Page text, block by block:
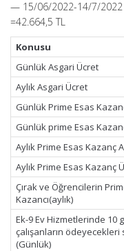
— 15/06/2022-14/7/2022
=42.664,5 TL
Konusu
Günlük Asgari Ücret
Aylık Asgari Ücret
Günlük Prime Esas Kazanç
Günlük prime Esas Kazanç
Aylık Prime Esas Kazanç
Aylık Prime Esas Kazanç
Çırak ve Öğrencilerin
Kazancı(aylık)
Ek-9 Ev Hizmetlerinde 10
çalışanların
(Günlük)